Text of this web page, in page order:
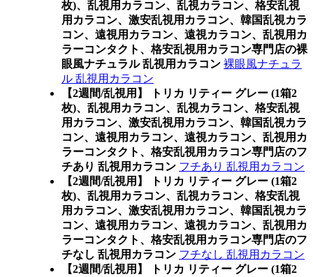
枚)、乱視用カラコン、乱視カラコン、格安乱視
用カラコン、激安乱視用カラコン、韓国乱視カラ
コン、遠視用カラコン、遠視カラコン、乱視用カ
ラーコンタクト、格安乱視用カラコン専門店の裸
眼風ナチュラル 乱視用カラコン 裸眼風ナチュラ
ル 乱視用カラコン
【2週間/乱視用】 トリカ リティー グレー (1箱2
枚)、乱視用カラコン、乱視カラコン、格安乱視
用カラコン、激安乱視用カラコン、韓国乱視カラ
コン、遠視用カラコン、遠視カラコン、乱視用カ
ラーコンタクト、格安乱視用カラコン専門店のフ
チあり 乱視用カラコン フチあり 乱視用カラコン
【2週間/乱視用】 トリカ リティー グレー (1箱2
枚)、乱視用カラコン、乱視カラコン、格安乱視
用カラコン、激安乱視用カラコン、韓国乱視カラ
コン、遠視用カラコン、遠視カラコン、乱視用カ
ラーコンタクト、格安乱視用カラコン専門店のフ
チなし 乱視用カラコン フチなし 乱視用カラコン
【2週間/乱視用】 トリカ リティー グレー (1箱2